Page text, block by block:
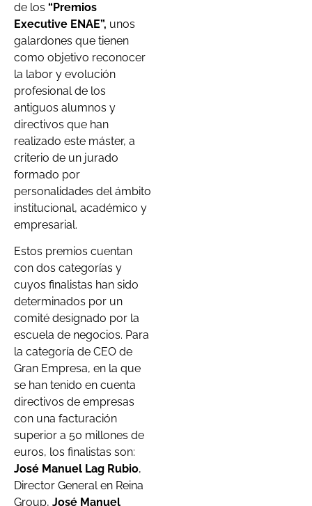
de los “Premios
Executive ENAE”, unos
galardones que tienen
como objetivo reconocer
la labor y evolución
profesional de los
antiguos alumnos y
directivos que han
realizado este máster, a
criterio de un jurado
formado por
personalidades del ámbito
institucional, académico y
empresarial.
Estos premios cuentan
con dos categorías y
cuyos finalistas han sido
determinados por un
comité designado por la
escuela de negocios. Para
la categoría de CEO de
Gran Empresa, en la que
se han tenido en cuenta
directivos de empresas
con una facturación
superior a 50 millones de
euros, los finalistas son:
José Manuel Lag Rubio,
Director General en Reina
Group, José Manuel